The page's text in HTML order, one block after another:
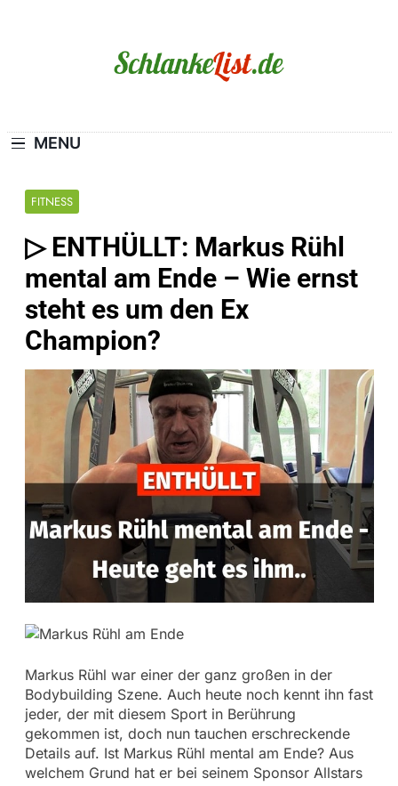
MENU
FITNESS
▷ ENTHÜLLT: Markus Rühl
mental am Ende – Wie ernst
steht es um den Ex
Champion?
Markus Rühl war einer der ganz großen in der
Bodybuilding Szene. Auch heute noch kennt ihn fast
jeder, der mit diesem Sport in Berührung
gekommen ist, doch nun tauchen erschreckende
Details auf. Ist Markus Rühl mental am Ende? Aus
welchem Grund hat er bei seinem Sponsor Allstars